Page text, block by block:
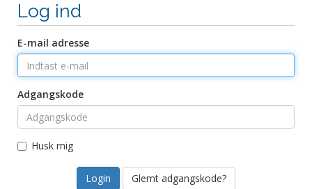
Log ind
E-mail adresse
Adgangskode
Husk mig
Glemt adgangskode?